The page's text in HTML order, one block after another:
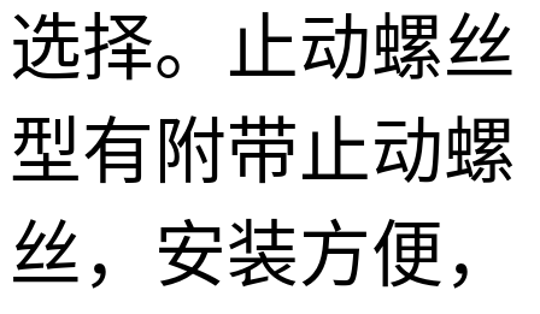
选择。止动螺丝
型有附带止动螺
丝，安装方便，